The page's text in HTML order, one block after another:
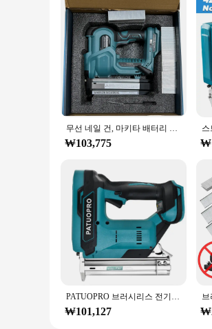
무선 네일 건, 마키타 배터리 호환, 스테이플러 건, 500 스테이플 2 모드, 500 네일 (배터리 없음), 18GA, 2 인 1 타정기
₩103,775
PATUOPRO 브러시리스 전기 네일 건, F30G 스트레이트 스테이플, 무선 스테이플러, 휴대용 홈 DIY 전동 공구, 마키타 18V 배터리에 적합
₩101,127